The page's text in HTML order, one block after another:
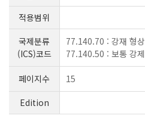
적용범위
국제분류
(ICS)코드
77.140.70 : 강재 형상
77.140.50 : 보통 강
페이지수
15
Edition